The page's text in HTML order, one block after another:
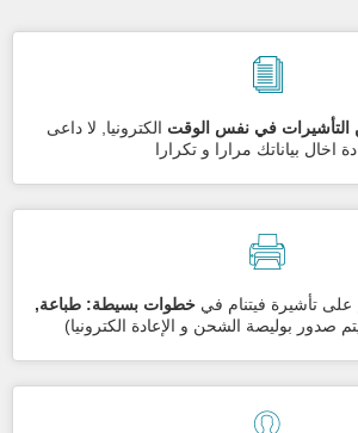
التأشيرات في نفس الوقت الكترونيا, لا داعى
اخال بياناتك مرارا و تكرارا
على تأشيرة فيتنام في خطوات بسيطة: طباعة,
صدور بوليصة الشحن و الإعادة الكترونيا)